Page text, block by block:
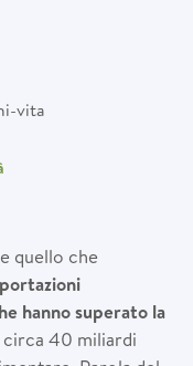
vita
quello che
hanno superato la
circa 40 miliardi